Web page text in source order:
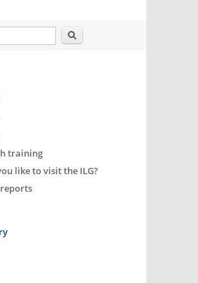
Search
training
like to visit the ILG?